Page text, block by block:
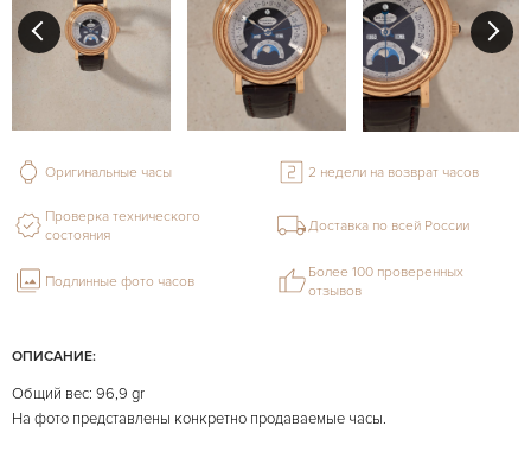
ОПИСАНИЕ:
Общий вес: 96,9 gr
На фото представлены конкретно продаваемые часы.
Оригинальные часы 2 недели на возврат часов
Проверка технического
состояния
Доставка по всей России
Подлинные фото часов
Более 100 проверенных
отзывов